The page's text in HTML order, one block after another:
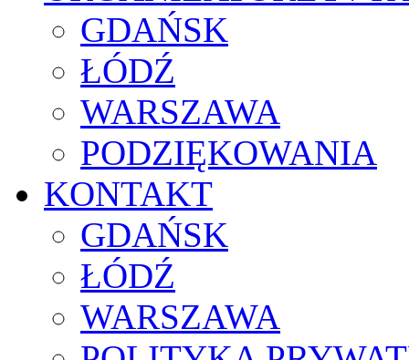
GDAŃSK
ŁÓDŹ
WARSZAWA
PODZIĘKOWANIA
KONTAKT
GDAŃSK
ŁÓDŹ
WARSZAWA